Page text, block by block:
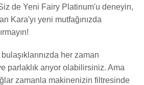
de Yeni Fairy Platinum'u deneyin,
Kara'yı yeni mutfağınızda
her zaman
parlaklık arıyor olabilirsiniz. Ama
zamanla makinenizin filtresinde